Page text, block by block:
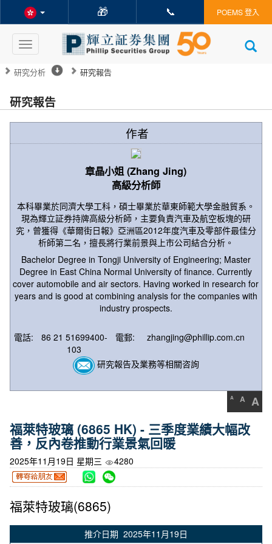
🎁 📞 POEMS 登入
Toggle
navigation
研究分析 研究報告
研究報告
作者
章晶小姐 (Zhang Jing)
高級分析師
本科畢業於同濟大學工科，碩士畢業於華東師範大學金融貿系。
現為輝立証券持牌高級分析師，主要負責汽車及航空板塊的研
究，曾獲得《華爾街日報》亞洲區2012年度汽車及零部件最佳分
析師第二名，擅長將行業前景與上市公司結合分析。
Bachelor Degree in Tongji University of Engineering; Master
Degree in East China Normal University of finance. Currently
cover automobile and air sectors. Having worked in research for
years and is good at combining analysis for the companies with
industry prospects.
電話:
86 21 51699400-
103
電郵: zhangjing@phillip.com.cn
研究報告及業務等相關咨詢
A A A
福萊特玻璃 (6865 HK) - 三季度業績大幅改
善，反內卷推動行業景氣回暖
2025年11月19日 星期三 4280
福萊特玻璃(6865)
推介日期 2025年11月19日